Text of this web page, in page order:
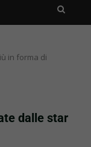
in forma di
dalle star